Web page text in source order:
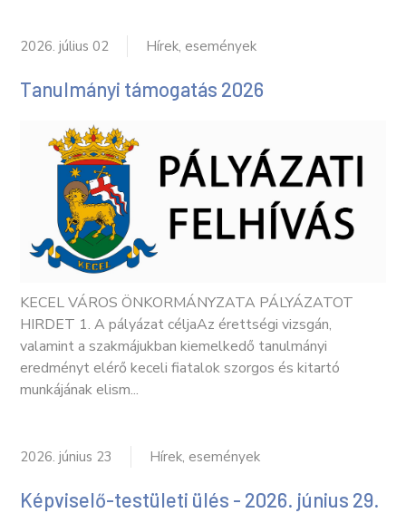
2026. július 02 Hírek, események
Tanulmányi támogatás 2026
KECEL VÁROS ÖNKORMÁNYZATA PÁLYÁZATOT
HIRDET 1. A pályázat céljaAz érettségi vizsgán,
valamint a szakmájukban kiemelkedő tanulmányi
eredményt elérő keceli fiatalok szorgos és kitartó
munkájának elism...
2026. június 23 Hírek, események
Képviselő-testületi ülés - 2026. június 29.